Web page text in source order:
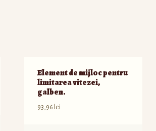
Element de mijloc pentru
limitarea vitezei,
galben.
93,96 lei